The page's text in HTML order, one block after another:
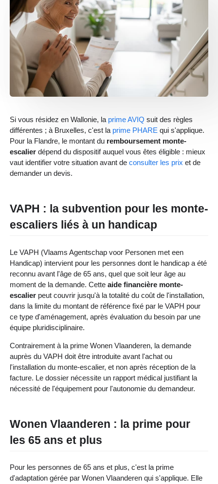
Si vous résidez en Wallonie, la prime AVIQ suit des règles
différentes ; à Bruxelles, c'est la prime PHARE qui s'applique.
Pour la Flandre, le montant du remboursement monte-
escalier dépend du dispositif auquel vous êtes éligible : mieux
vaut identifier votre situation avant de consulter les prix et de
demander un devis.
VAPH : la subvention pour les monte-
escaliers liés à un handicap
Le VAPH (Vlaams Agentschap voor Personen met een
Handicap) intervient pour les personnes dont le handicap a été
reconnu avant l'âge de 65 ans, quel que soit leur âge au
moment de la demande. Cette aide financière monte-
escalier peut couvrir jusqu'à la totalité du coût de l'installation,
dans la limite du montant de référence fixé par le VAPH pour
ce type d'aménagement, après évaluation du besoin par une
équipe pluridisciplinaire.
Contrairement à la prime Wonen Vlaanderen, la demande
auprès du VAPH doit être introduite avant l'achat ou
l'installation du monte-escalier, et non après réception de la
facture. Le dossier nécessite un rapport médical justifiant la
nécessité de l'équipement pour l'autonomie du demandeur.
Wonen Vlaanderen : la prime pour
les 65 ans et plus
Pour les personnes de 65 ans et plus, c'est la prime
d'adaptation gérée par Wonen Vlaanderen qui s'applique. Elle